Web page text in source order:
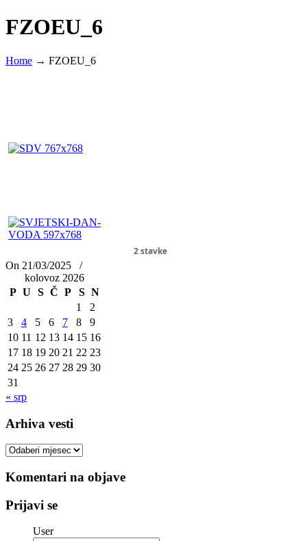
FZOEU_6
Home → FZOEU_6
2 stavke
On 21/03/2025
/
kolovoz 2026
P U S Č P S N
1
2
3
4 5 6 7 8
9
10 11 12 13 14 15 16
17 18 19 20 21 22 23
24 25 26 27 28 29 30
31
« srp
Arhiva vesti
Arhiva
Komentari na objave
Prijavi se
User